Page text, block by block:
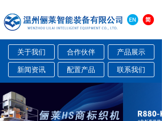
配置产品
产品展示
新闻资讯 联系我们
合作伙伴
关于我们